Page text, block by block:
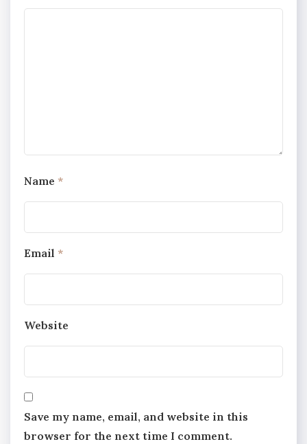
Name *
Email *
Website
Save my name, email, and website in this
browser for the next time I comment.